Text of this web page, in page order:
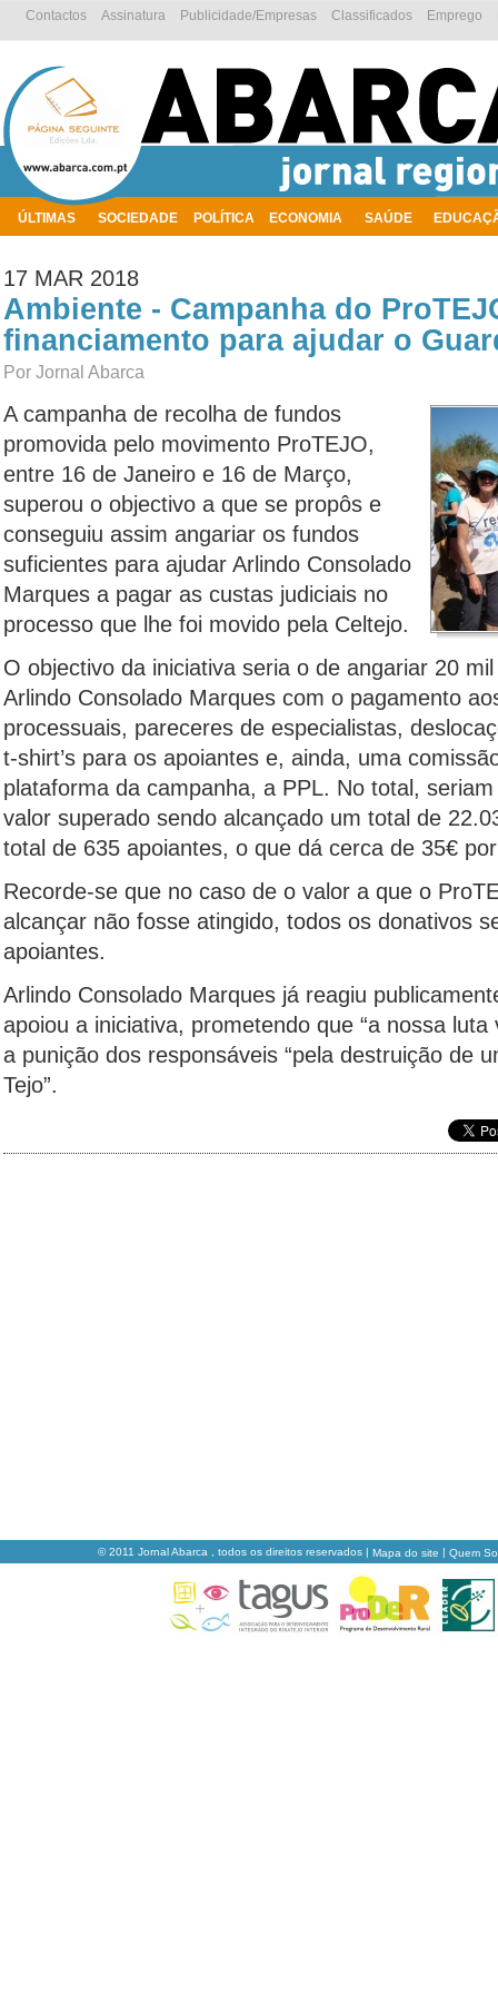
ÚLTIMAS SOCIEDADE POLÍTICA ECONOMIA SAÚDE
Emprego
Classificados
Publicidade/Empresas
Assinatura
Contactos
17 MAR 2018
Ambiente - Campanha do
financiamento para ajudar o
Por Jornal Abarca
A campanha de recolha de fundos
promovida pelo movimento ProTEJO,
entre 16 de Janeiro e 16 de Março,
superou o objectivo a que se propôs e
conseguiu assim angariar os fundos
suficientes para ajudar Arlindo Consolado
Marques a pagar as custas judiciais no
processo que lhe foi movido pela Celtejo.
O objectivo da iniciativa seria o de angariar 20
Arlindo Consolado Marques com o pagamento
processuais, pareceres de especialistas,
t-shirt’s para os apoiantes e, ainda, uma
plataforma da campanha, a PPL. No total,
valor superado sendo alcançado um total de
total de 635 apoiantes, o que dá cerca de 35€
Recorde-se que no caso de o valor a que o
alcançar não fosse atingido, todos os donativos
apoiantes.
Arlindo Consolado Marques já reagiu
apoiou a iniciativa, prometendo que “a nossa luta
a punição dos responsáveis “pela destruição de
Tejo”.
© 2011 Jornal Abarca , todos os direitos reservados | Mapa do site | Quem